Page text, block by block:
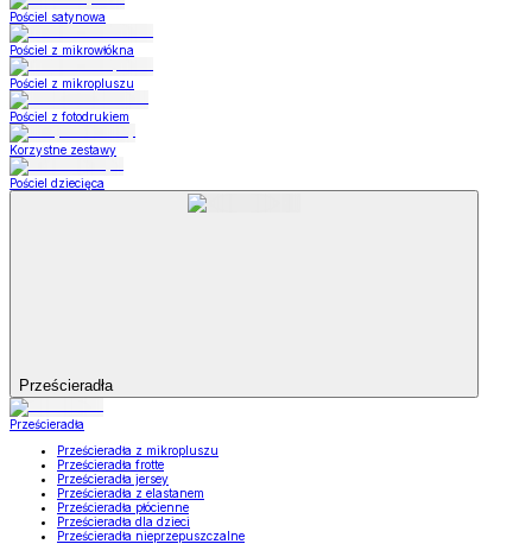
Pościel satynowa
Pościel z mikrowłókna
Pościel z mikropluszu
Pościel z fotodrukiem
Korzystne zestawy
Pościel dziecięca
Prześcieradła
Prześcieradła
Prześcieradła z mikropluszu
Prześcieradła frotte
Prześcieradła jersey
Prześcieradła z elastanem
Prześcieradła płócienne
Prześcieradła dla dzieci
Prześcieradła nieprzepuszczalne